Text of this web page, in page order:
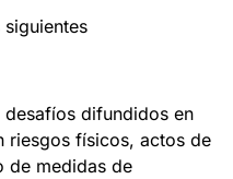
difundidos en
riesgos físicos, actos de
de medidas de